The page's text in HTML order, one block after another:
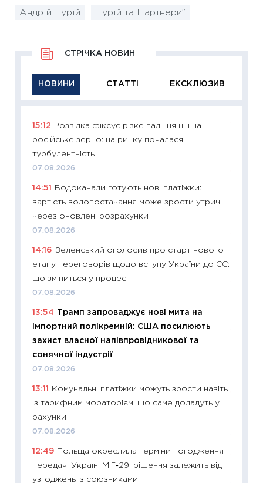
Андрій Турій Турій та Партнери”
НОВИНИ СТАТТІ ЕКСКЛЮЗИВ
СТРІЧКА НОВИН
15:12
Розвідка фіксує різке падіння цін на
російське зерно: на ринку почалася
турбулентність
07.08.2026
14:51
Водоканали готують нові платіжки:
вартість водопостачання може зрости утричі
через оновлені розрахунки
07.08.2026
14:16 Зеленський оголосив про старт нового
етапу переговорів щодо вступу України до ЄС:
що зміниться у процесі
07.08.2026
13:54 Трамп запроваджує нові мита на
імпортний полікремній: США посилюють
захист власної напівпровідникової та
сонячної індустрії
07.08.2026
13:11
Комунальні платіжки можуть зрости навіть
із тарифним мораторієм: що саме додадуть у
рахунки
07.08.2026
12:49 Польща окреслила терміни погодження
передачі Україні МіГ‑29: рішення залежить від
узгоджень із союзниками